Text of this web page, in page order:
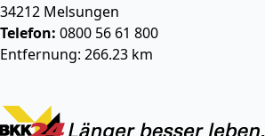
34212 Melsungen
Telefon: 0800 56 61 800
Entfernung: 266.23 km